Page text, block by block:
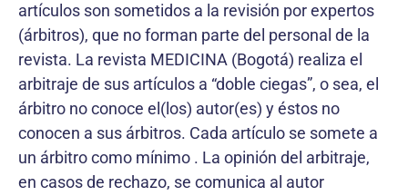
artículos son sometidos a la revisión por expertos
(árbitros), que no forman parte del personal de la
revista. La revista MEDICINA (Bogotá) realiza el
arbitraje de sus artículos a “doble ciegas”, o sea, el
árbitro no conoce el(los) autor(es) y éstos no
conocen a sus árbitros. Cada artículo se somete a
un árbitro como mínimo . La opinión del arbitraje,
en casos de rechazo, se comunica al autor